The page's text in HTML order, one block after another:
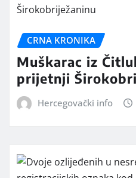
CRNA KRONIKA
Muškarac iz
prijetnji
Hercegovački info